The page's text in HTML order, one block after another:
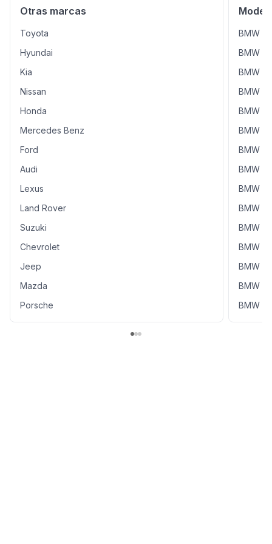
próxima BMW X7 te espera.
Otras marcas
Toyota
Hyundai
Kia
Nissan
Honda
Mercedes Benz
Ford
Audi
Lexus
Land Rover
Suzuki
Chevrolet
Jeep
Mazda
Porsche
BMW
BMW
BMW X1
BMW
BMW
BMW
BMW
BMW
BMW
BMW
BMW
BMW
BMW
BMW
BMW